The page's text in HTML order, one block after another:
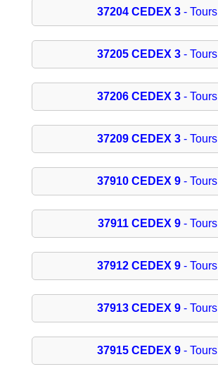
37204 CEDEX 3 - Tours
37205 CEDEX 3 - Tours
37206 CEDEX 3 - Tours
37209 CEDEX 3 - Tours
37910 CEDEX 9 - Tours
37911 CEDEX 9- Tours
37912 CEDEX 9 - Tours
37913 CEDEX 9 - Tours
37915 CEDEX 9 - Tours